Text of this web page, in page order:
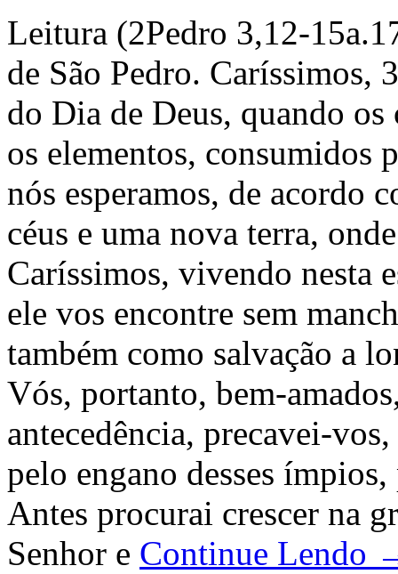
Leitura (2Pedro 3,12-
de São Pedro. Caríssimos,
do Dia de Deus, quando os
os elementos, consumidos
nós esperamos, de acordo
céus e uma nova terra,
Caríssimos, vivendo nesta
ele vos encontre sem
também como salvação a
Vós, portanto, bem-
antecedência, precavei-
pelo engano desses
Antes procurai crescer na
Senhor e Continue Lendo